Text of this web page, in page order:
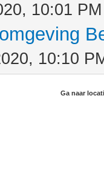
10:01 PM
10:10
Ga naar